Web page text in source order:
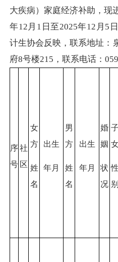
大疾病）家庭经济补助，现
年12月1日至2025年12月5
计生协会反映，联系地址：
府8号楼215，联系电话：
序
号
社
区
女
方
姓
名
出生
年月
男
方
姓
名
出生
年月
婚
姻
状
况
子
性
别